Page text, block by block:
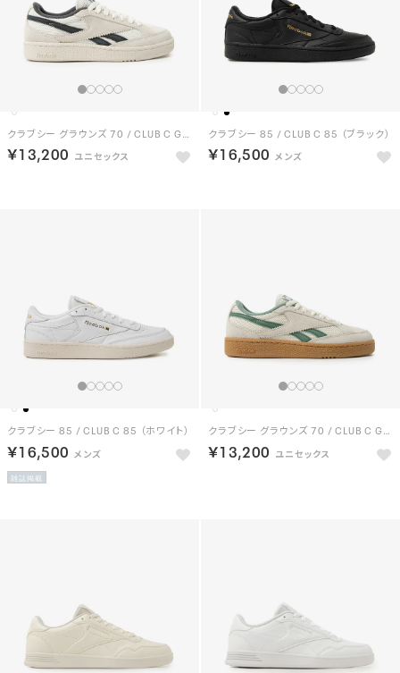
クラブシー グラウンズ 70 / CLUB C GROUNDS 70 （チョーク）
￥13,200
クラブシー 85 / CLUB C 85 （ブラック）
￥16,500
クラブシー 85 / CLUB C 85 （ホワイト）
￥16,500
雑誌掲載
クラブシー グラウンズ 70 / CLUB C GROUNDS 70 （ヴィンテージチョーク）
￥13,200